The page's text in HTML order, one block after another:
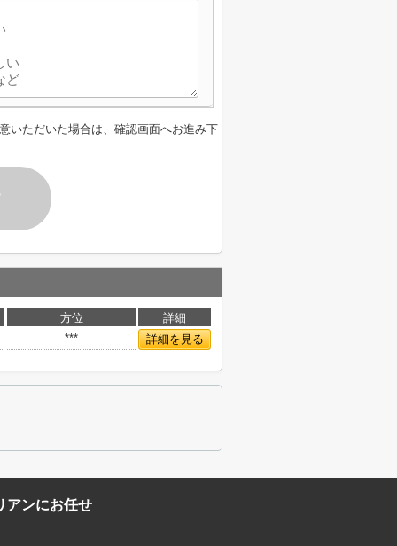
いただいた場合は、確認画面へお進み下
方位
詳細
***
詳細を見る
アンにお任せ